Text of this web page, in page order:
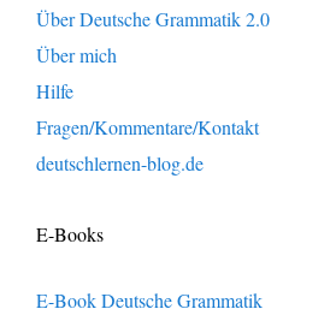
Über Deutsche Grammatik 2.0
Über mich
Hilfe
Fragen/Kommentare/Kontakt
deutschlernen-blog.de
E-Books
E-Book Deutsche Grammatik